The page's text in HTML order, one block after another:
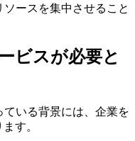
ースを集中させること
ビスが必要と
いる背景には、企業を
す。